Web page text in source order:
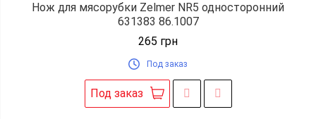
Нож для мясорубки Zelmer NR5 односторонний
631383 86.1007
265 грн
Под заказ
Под заказ